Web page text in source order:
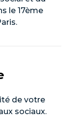
le 17ème
de votre
sociaux.